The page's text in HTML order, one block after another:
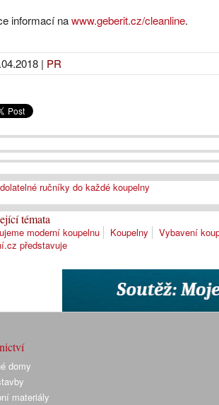
informací nawww.geberit.cz/cleanline.
| PR
ručníky do každé koupelny
témata
moderní koupelnu Koupelny Vybavení
představuje
domy
materiály